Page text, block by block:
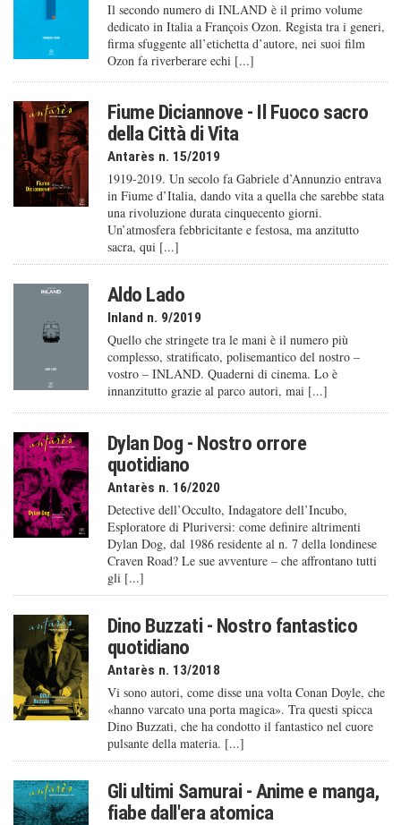
Il secondo numero di INLAND è il primo volume
dedicato in Italia a François Ozon. Regista tra i generi,
firma sfuggente all’etichetta d’autore, nei suoi film
Ozon fa riverberare echi [...]
Fiume Diciannove - Il Fuoco sacro
della Città di Vita
Antarès n. 15/2019
1919-2019. Un secolo fa Gabriele d’Annunzio entrava
in Fiume d’Italia, dando vita a quella che sarebbe stata
una rivoluzione durata cinquecento giorni.
Un’atmosfera febbricitante e festosa, ma anzitutto
sacra, qui [...]
Aldo Lado
Inland n. 9/2019
Quello che stringete tra le mani è il numero più
complesso, stratificato, polisemantico del nostro –
vostro – INLAND. Quaderni di cinema. Lo è
innanzitutto grazie al parco autori, mai [...]
Dylan Dog - Nostro orrore
quotidiano
Antarès n. 16/2020
Detective dell’Occulto, Indagatore dell’Incubo,
Esploratore di Pluriversi: come definire altrimenti
Dylan Dog, dal 1986 residente al n. 7 della londinese
Craven Road? Le sue avventure – che affrontano tutti
gli [...]
Dino Buzzati - Nostro fantastico
quotidiano
Antarès n. 13/2018
Vi sono autori, come disse una volta Conan Doyle, che
«hanno varcato una porta magica». Tra questi spicca
Dino Buzzati, che ha condotto il fantastico nel cuore
pulsante della materia. [...]
Gli ultimi Samurai - Anime e manga,
fiabe dall'era atomica